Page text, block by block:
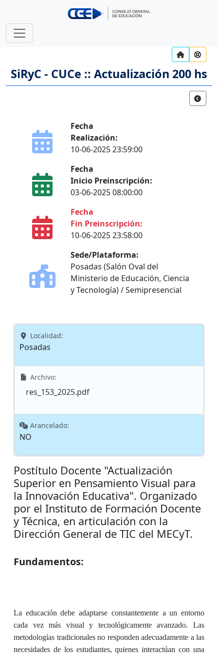
SiRyC - CUCe :: Actualización 200 hs
Fecha
Realización:
10-06-2025 23:59:00
Fecha
Inicio Preinscripción:
03-06-2025 08:00:00
Fecha
Fin Preinscripción:
10-06-2025 23:58:00
Sede/Plataforma:
Posadas (Salón Oval del
Ministerio de Educación, Ciencia
y Tecnología) / Semipresencial
Postítulo Docente "Actualización
Superior en Pensamiento Visual para
la Innovación Educativa". Organizado
por el Instituto de Formación Docente
y Técnica, en articulación con la
Dirección General de TIC del MECyT.
Fundamentos:
La educación debe adaptarse constantemente a un entorno
cada vez más visual y tecnológicamente avanzado. Las
metodologías tradicionales no responden adecuadamente a las
necesidades de los estudiantes, quienes interactúan con una
Localidad:
Posadas
Archivo:
res_153_2025.pdf
Arancelado:
NO